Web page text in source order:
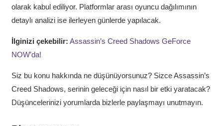
olarak kabul ediliyor. Platformlar arası oyuncu dağılımının
detaylı analizi ise ilerleyen günlerde yapılacak.
İlginizi çekebilir: Assassin’s Creed Shadows GeForce
NOW’da!
Siz bu konu hakkında ne düşünüyorsunuz? Sizce Assassin’s
Creed Shadows, serinin geleceği için nasıl bir etki yaratacak?
Düşüncelerinizi yorumlarda bizlerle paylaşmayı unutmayın.